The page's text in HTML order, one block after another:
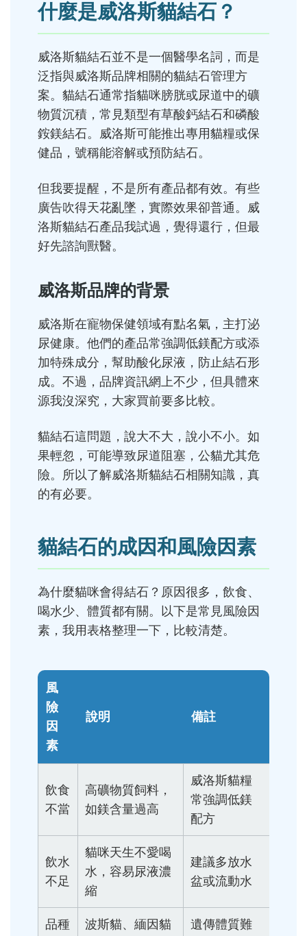
什麼是威洛斯貓結石？
威洛斯貓結石並不是一個醫學名詞，而是
泛指與威洛斯品牌相關的貓結石管理方
案。貓結石通常指貓咪膀胱或尿道中的礦
物質沉積，常見類型有草酸鈣結石和磷酸
銨鎂結石。威洛斯可能推出專用貓糧或保
健品，號稱能溶解或預防結石。
但我要提醒，不是所有產品都有效。有些
廣告吹得天花亂墜，實際效果卻普通。威
洛斯貓結石產品我試過，覺得還行，但最
好先諮詢獸醫。
威洛斯品牌的背景
威洛斯在寵物保健領域有點名氣，主打泌
尿健康。他們的產品常強調低鎂配方或添
加特殊成分，幫助酸化尿液，防止結石形
成。不過，品牌資訊網上不少，但具體來
源我沒深究，大家買前要多比較。
貓結石這問題，說大不大，說小不小。如
果輕忽，可能導致尿道阻塞，公貓尤其危
險。所以了解威洛斯貓結石相關知識，真
的有必要。
貓結石的成因和風險因素
為什麼貓咪會得結石？原因很多，飲食、
喝水少、體質都有關。以下是常見風險因
素，我用表格整理一下，比較清楚。
風
險
因
素
說明 備註
飲食
不當
高礦物質飼料，
如鎂含量過高
威洛斯貓糧
常強調低鎂
配方
飲水
不足
貓咪天生不愛喝
水，容易尿液濃
縮
建議多放水
盆或流動水
品種
波斯貓、緬因貓
遺傳體質難